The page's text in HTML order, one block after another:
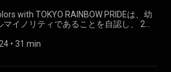
with TOKYO RAINBOW PRIDEは、幼
イノリティであることを自認し、 22
迎えしました。（PART①）
• 31 min